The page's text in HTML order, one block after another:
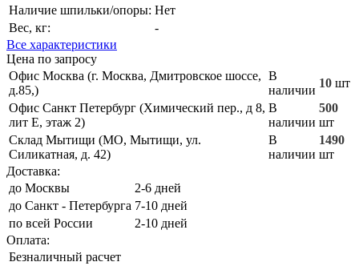
Наличие шпильки/опоры: Нет
Вес, кг:
-
Все характеристики
Цена по запросу
Офис Москва (г. Москва, Дмитровское шоссе,
д.85,)
В
наличии
10 шт
Офис Санкт Петербург (Химический пер., д 8,
лит Е, этаж 2)
В
наличии
500
шт
Склад Мытищи (МО, Мытищи, ул.
Силикатная, д. 42)
В
наличии
1490
шт
Доставка:
до Москвы
2-6 дней
до Санкт - Петербурга 7-10 дней
по всей России
2-10 дней
Оплата:
Безналичный расчет